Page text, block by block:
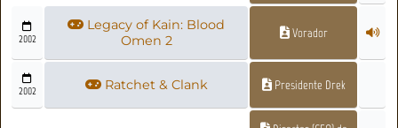
2002
Legacy of Kain: Blood
Omen 2
Vorador
2002 Ratchet & Clank Presidente Drek